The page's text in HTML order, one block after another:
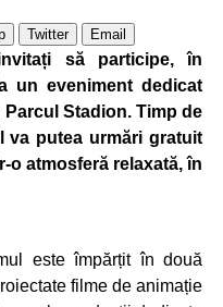
încurajat pe seniori să
suspiciuni că ar putea fi
unei alte fapte ilegale,
mai eficientă metodă
Google
Twitter Email
să participe, în
un eveniment dedicat
Stadion. Timp de
va putea urmări gratuit
o atmosferă relaxată, în
este împărțit în două
filme de animație